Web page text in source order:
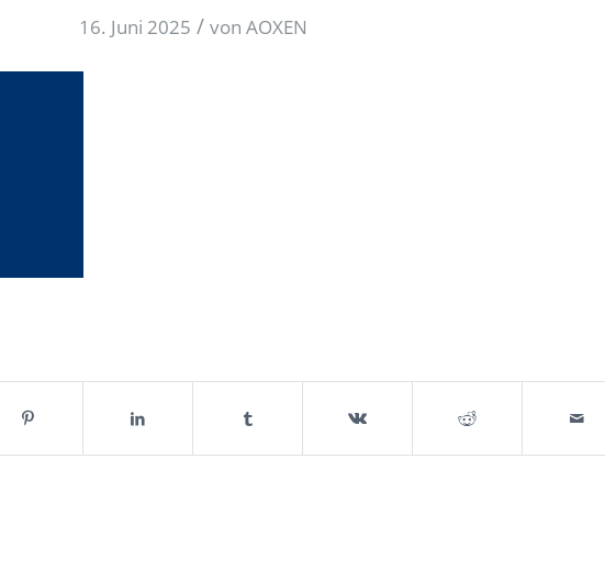
16. Juni 2025 / von AOXEN